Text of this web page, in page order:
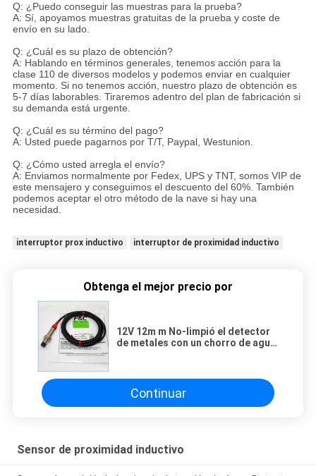
Q: ¿Puedo conseguir las muestras para la prueba?
A: Sí, apoyamos muestras gratuitas de la prueba y coste de
envío en su lado.
Q: ¿Cuál es su plazo de obtención?
A: Hablando en términos generales, tenemos acción para la
clase 110 de diversos modelos y podemos enviar en cualquier
momento. Si no tenemos acción, nuestro plazo de obtención es
5-7 días laborables. Tiraremos adentro del plan de fabricación si
su demanda está urgente.
Q: ¿Cuál es su término del pago?
A: Usted puede pagarnos por T/T, Paypal, Westunion.
Q: ¿Cómo usted arregla el envío?
A: Enviamos normalmente por Fedex, UPS y TNT, somos VIP de
este mensajero y conseguimos el descuento del 60%. También
podemos aceptar el otro método de la nave si hay una
necesidad.
interruptor prox inductivo interruptor de proximidad inductivo
Obtenga el mejor precio por
12V 12m m No-limpió el detector
de metales con un chorro de agua
Continuar
Sensor de proximidad inductivo